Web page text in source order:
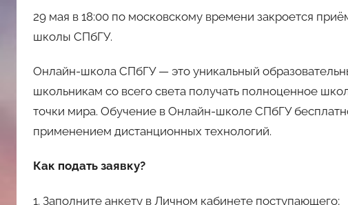
29 мая в 18:00 по московскому времени закроется
школы СПбГУ.
Онлайн-школа СПбГУ — это уникальный
школьникам со всего света получать полноценное
точки мира. Обучение в Онлайн-школе СПбГУ
применением дистанционных технологий.
Как подать заявку?
1. Заполните анкету в Личном кабинете поступающего;